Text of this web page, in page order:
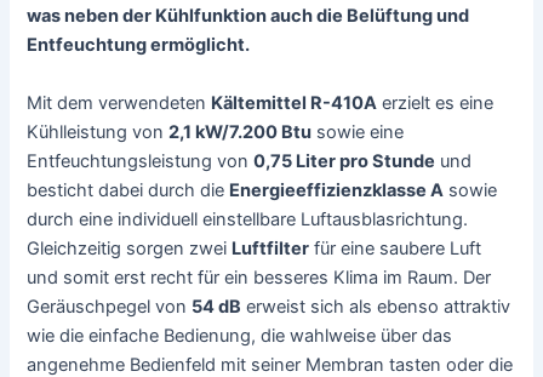
was neben der Kühlfunktion auch die Belüftung und
Entfeuchtung ermöglicht.
Mit dem verwendeten Kältemittel R-410A erzielt es eine
Kühlleistung von2,1 kW/7.200 Btu sowie eine
Entfeuchtungsleistung von0,75 Liter pro Stunde und
besticht dabei durch die Energieeffizienzklasse A sowie
durch eine individuell einstellbare Luftausblasrichtung.
Gleichzeitig sorgen zwei Luftfilter für eine saubere Luft
und somit erst recht für ein besseres Klima im Raum. Der
Geräuschpegel von 54 dB erweist sich als ebenso attraktiv
wie die einfache Bedienung, die wahlweise über das
angenehme Bedienfeld mit seiner Membran tasten oder die